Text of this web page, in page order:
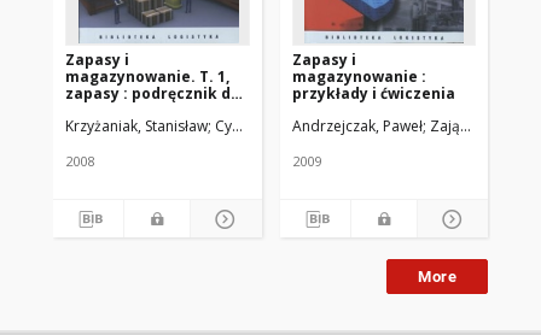
Zapasy i
magazynowanie. T. 1,
zapasy : podręcznik do
technik logistyk
Krzyżaniak, Stanisław Cyplik, Piotr
2008
Zapasy i
magazynowanie :
przykłady i ćwiczenia
Andrzejczak, Paweł Zając, Jacek
2009
More